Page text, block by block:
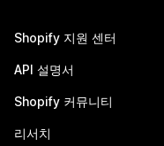
Shopify 지원 센터
API 설명서
Shopify 커뮤니티
리서치